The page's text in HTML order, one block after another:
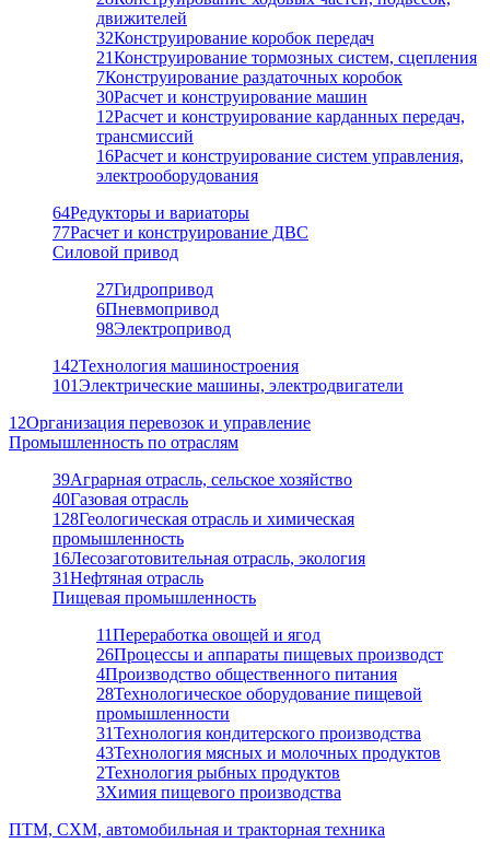
движителей
32Конструирование коробок передач
21Конструирование тормозных систем, сцепления
7Конструирование раздаточных коробок
30Расчет и конструирование машин
12Расчет и конструирование карданных передач,
трансмиссий
16Расчет и конструирование систем управления,
электрооборудования
64Редукторы и вариаторы
77Расчет и конструирование ДВС
Силовой привод
27Гидропривод
6Пневмопривод
98Электропривод
142Технология машиностроения
101Электрические машины, электродвигатели
12Организация перевозок и управление
Промышленность по отраслям
39Аграрная отрасль, сельское хозяйство
40Газовая отрасль
128Геологическая отрасль и химическая
промышленность
16Лесозаготовительная отрасль, экология
31Нефтяная отрасль
Пищевая промышленность
11Переработка овощей и ягод
26Процессы и аппараты пищевых производст
4Производство общественного питания
28Технологическое оборудование пищевой
промышленности
31Технология кондитерского производства
43Технология мясных и молочных продуктов
2Технология рыбных продуктов
3Химия пищевого производства
ПТМ, СХМ, автомобильная и тракторная техника